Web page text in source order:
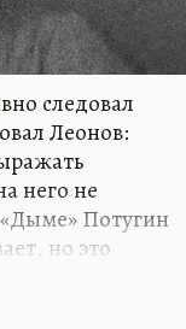
следовал
Леонов:
него не
Потугин
но это
тягостных